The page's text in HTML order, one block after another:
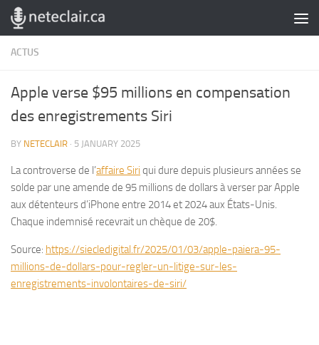
Skip to content
ACTUS
Apple verse $95 millions en compensation
des enregistrements Siri
BY NETECLAIR · 5 JANUARY 2025
La controverse de l’affaire Siri qui dure depuis plusieurs années se
solde par une amende de 95 millions de dollars à verser par Apple
aux détenteurs d’iPhone entre 2014 et 2024 aux États-Unis.
Chaque indemnisé recevrait un chèque de 20$.
Source: https://siecledigital.fr/2025/01/03/apple-paiera-95-
millions-de-dollars-pour-regler-un-litige-sur-les-
enregistrements-involontaires-de-siri/